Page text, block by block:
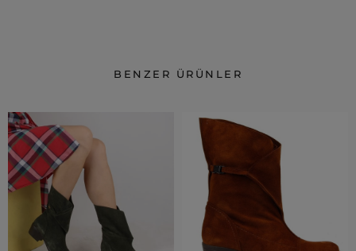
BENZER ÜRÜNLER